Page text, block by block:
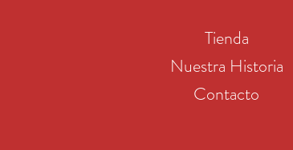
Tienda
Nuestra Historia
Contacto